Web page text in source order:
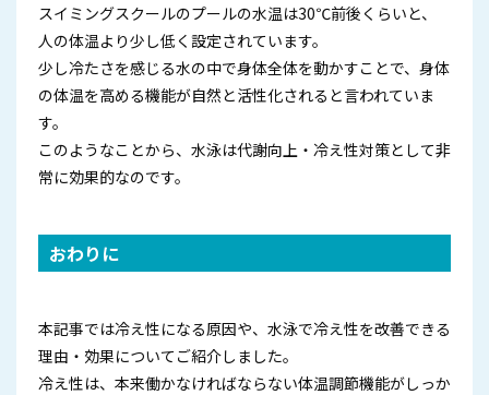
スイミングスクールのプールの水温は30℃前後くらいと、
人の体温より少し低く設定されています。
少し冷たさを感じる水の中で身体全体を動かすことで、身体
の体温を高める機能が自然と活性化されると言われていま
す。
このようなことから、水泳は代謝向上・冷え性対策として非
常に効果的なのです。
おわりに
本記事では冷え性になる原因や、水泳で冷え性を改善できる
理由・効果についてご紹介しました。
冷え性は、本来働かなければならない体温調節機能がしっか